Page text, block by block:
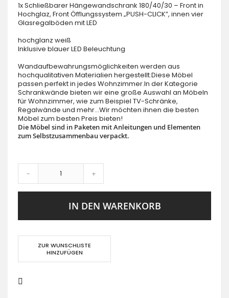
1x Schließbarer Hängewandschrank 180/40/30 – Front in
Hochglaz, Front Öfflungssystem „PUSH-CLICK”, innen vier
Glasregalböden mit LED
hochglanz weiß
Inklusive blauer LED Beleuchtung
Wandaufbewahrungsmöglichkeiten werden aus
hochqualitativen Materialien hergestellt.Diese Möbel
passen perfekt in jedes Wohnzimmer.In der Kategorie
Schrankwände bieten wir eine große Auswahl an Möbeln
für Wohnzimmer, wie zum Beispiel TV-Schränke,
Regalwände und mehr...Wir möchten ihnen die besten
Möbel zum besten Preis bieten!
Die Möbel sind in Paketen mit Anleitungen und Elementen
zum Selbstzusammenbau verpackt.
- +
IN DEN WARENKORB
ZUR WUNSCHLISTE
HINZUFÜGEN